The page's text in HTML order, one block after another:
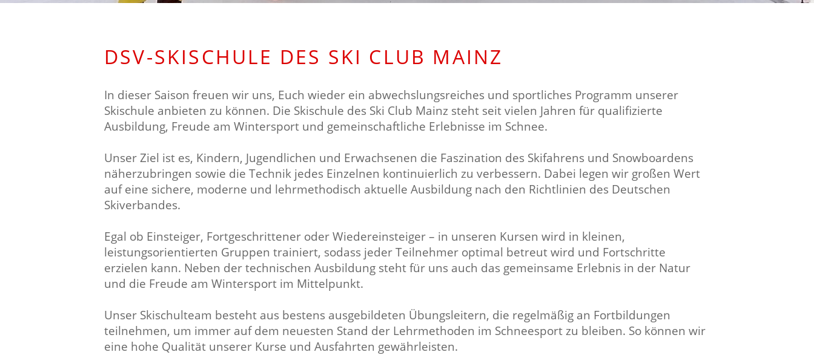
DSV-SKISCHULE DES SKI CLUB MAINZ
In dieser Saison freuen wir uns, Euch wieder ein abwechslungsreiches und sportliches Programm unserer
Skischule anbieten zu können. Die Skischule des Ski Club Mainz steht seit vielen Jahren für qualifizierte
Ausbildung, Freude am Wintersport und gemeinschaftliche Erlebnisse im Schnee.
Unser Ziel ist es, Kindern, Jugendlichen und Erwachsenen die Faszination des Skifahrens und Snowboardens
näherzubringen sowie die Technik jedes Einzelnen kontinuierlich zu verbessern. Dabei legen wir großen Wert
auf eine sichere, moderne und lehrmethodisch aktuelle Ausbildung nach den Richtlinien des Deutschen
Skiverbandes.
Egal ob Einsteiger, Fortgeschrittener oder Wiedereinsteiger – in unseren Kursen wird in kleinen,
leistungsorientierten Gruppen trainiert, sodass jeder Teilnehmer optimal betreut wird und Fortschritte
erzielen kann. Neben der technischen Ausbildung steht für uns auch das gemeinsame Erlebnis in der Natur
und die Freude am Wintersport im Mittelpunkt.
Unser Skischulteam besteht aus bestens ausgebildeten Übungsleitern, die regelmäßig an Fortbildungen
teilnehmen, um immer auf dem neuesten Stand der Lehrmethoden im Schneesport zu bleiben. So können wir
eine hohe Qualität unserer Kurse und Ausfahrten gewährleisten.